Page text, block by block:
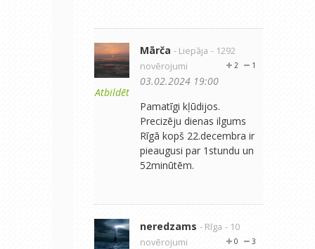
Atbildēt
Mārča - Liepāja - 1292
novērojumi
1
2
03.02.2024 19:00
Pamatīgi kļūdijos.
Precizēju dienas ilgums
Rīgā kopš 22.decembra ir
pieaugusi par 1stundu un
52minūtēm.
neredzams - Rīga - 10
novērojumi
3
0